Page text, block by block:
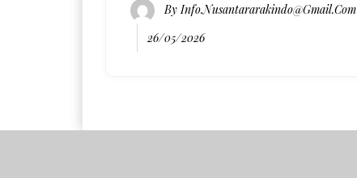
ByInfo.nusantararakindo@gmail.com
26/05/2026